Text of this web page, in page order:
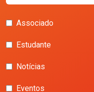
Associado
Estudante
Notícias
Eventos